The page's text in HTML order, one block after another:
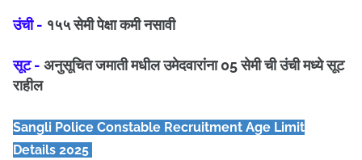
उंची - १५५ सेमी पेक्षा कमी नसावी
सूट - अनुसूचित जमाती मधील उमेदवारांना 05 सेमी ची उंची मध्ये सूट
राहील
Sangli Police Constable Recruitment Age Limit
Details 2025